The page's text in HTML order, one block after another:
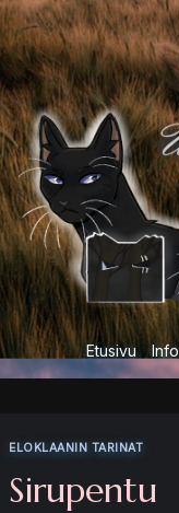
Siirry
sisältöön
Etusivu Info
ELOKLAANIN TARINAT
Sirupentu